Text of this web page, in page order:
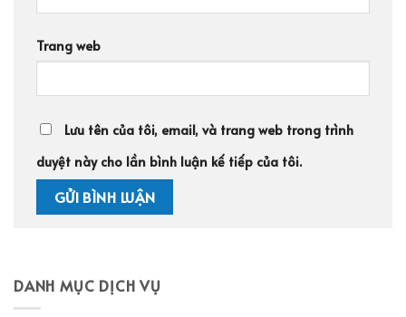
Trang web
Lưu tên của tôi, email, và trang web trong trình
duyệt này cho lần bình luận kế tiếp của tôi.
DANH MỤC DỊCH VỤ